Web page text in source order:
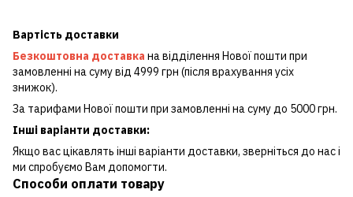
Вартість доставки
Безкоштовна доставка на відділення Нової пошти при
замовленні на суму від 4999 грн (після врахування усіх
знижок).
За тарифами Нової пошти при замовленні на суму до 5000 грн.
Інші варіанти доставки:
Якщо вас цікавлять інші варіанти доставки, зверніться до нас і
ми спробуємо Вам допомогти.
Способи оплати товару